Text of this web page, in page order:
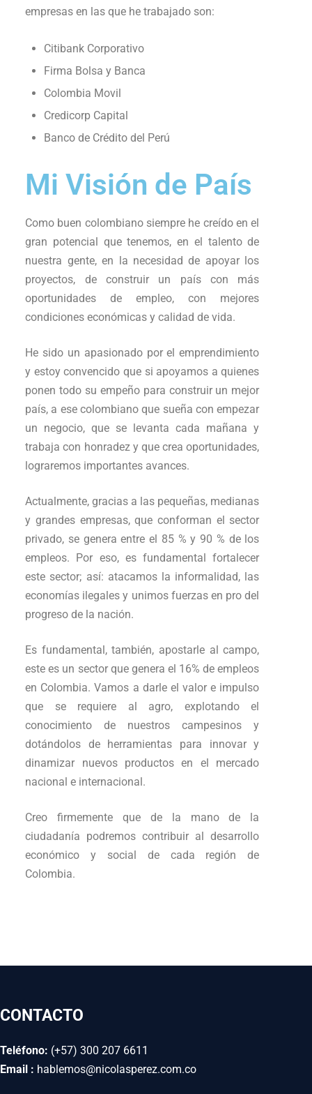
empresas en las que he trabajado son:
Citibank Corporativo
Firma Bolsa y Banca
Colombia Movil
Credicorp Capital
Banco de Crédito del Perú
Mi Visión de País
Como buen colombiano siempre he creído en el
gran potencial que tenemos, en el talento de
nuestra gente, en la necesidad de apoyar los
proyectos, de construir un país con más
oportunidades de empleo, con mejores
condiciones económicas y calidad de vida.
He sido un apasionado por el emprendimiento
y estoy convencido que si apoyamos a quienes
ponen todo su empeño para construir un mejor
país, a ese colombiano que sueña con empezar
un negocio, que se levanta cada mañana y
trabaja con honradez y que crea oportunidades,
lograremos importantes avances.
Actualmente, gracias a las pequeñas, medianas
y grandes empresas, que conforman el sector
privado, se genera entre el 85 % y 90 % de los
empleos. Por eso, es fundamental fortalecer
este sector; así: atacamos la informalidad, las
economías ilegales y unimos fuerzas en pro del
progreso de la nación.
Es fundamental, también, apostarle al campo,
este es un sector que genera el 16% de empleos
en Colombia. Vamos a darle el valor e impulso
que se requiere al agro, explotando el
conocimiento de nuestros campesinos y
dotándolos de herramientas para innovar y
dinamizar nuevos productos en el mercado
nacional e internacional.
Creo firmemente que de la mano de la
ciudadanía podremos contribuir al desarrollo
económico y social de cada región de
Colombia.
CONTACTO
Teléfono: (+57) 300 207 6611
Email : hablemos@nicolasperez.com.co